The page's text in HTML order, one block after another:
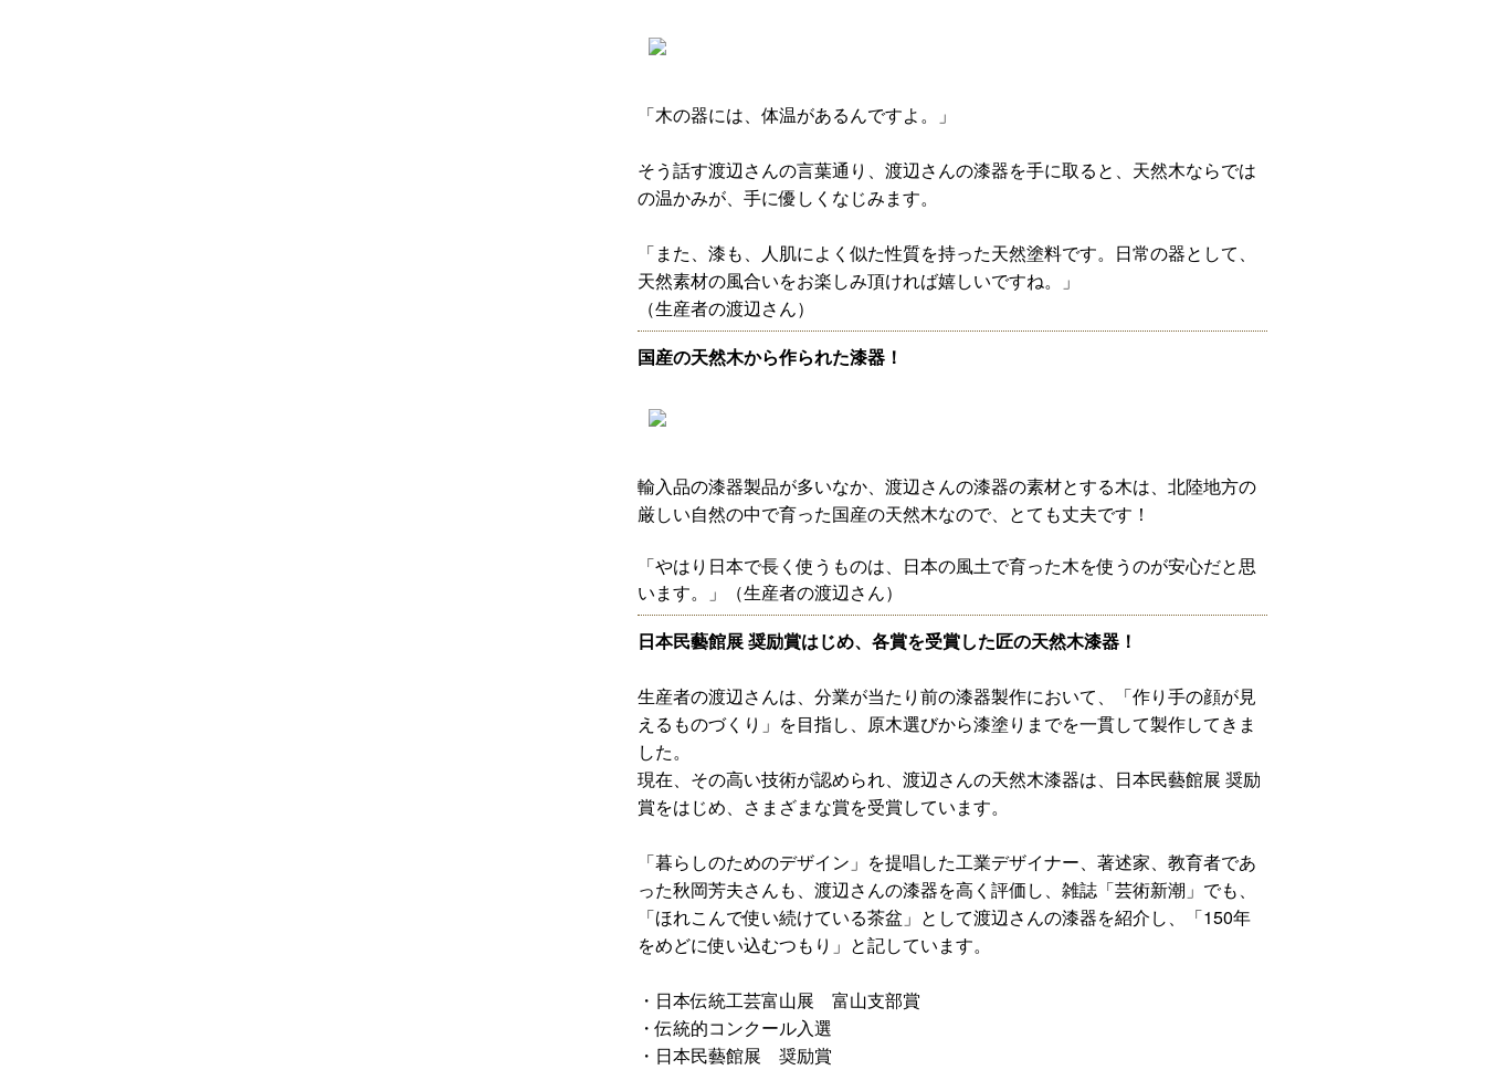
「木の器には、体温があるんですよ。」
そう話す渡辺さんの言葉通り、渡辺さんの漆器を手に取ると、天然木ならでは
の温かみが、手に優しくなじみます。
「また、漆も、人肌によく似た性質を持った天然塗料です。日常の器として、
天然素材の風合いをお楽しみ頂ければ嬉しいですね。」
（生産者の渡辺さん）
国産の天然木から作られた漆器！
輸入品の漆器製品が多いなか、渡辺さんの漆器の素材とする木は、北陸地方の
厳しい自然の中で育った国産の天然木なので、とても丈夫です！
「やはり日本で長く使うものは、日本の風土で育った木を使うのが安心だと思
います。」（生産者の渡辺さん）
日本民藝館展 奨励賞はじめ、各賞を受賞した匠の天然木漆器！
生産者の渡辺さんは、分業が当たり前の漆器製作において、「作り手の顔が見
えるものづくり」を目指し、原木選びから漆塗りまでを一貫して製作してきま
した。
現在、その高い技術が認められ、渡辺さんの天然木漆器は、日本民藝館展 奨励
賞をはじめ、さまざまな賞を受賞しています。
「暮らしのためのデザイン」を提唱した工業デザイナー、著述家、教育者であ
った秋岡芳夫さんも、渡辺さんの漆器を高く評価し、雑誌「芸術新潮」でも、
「ほれこんで使い続けている茶盆」として渡辺さんの漆器を紹介し、「150年
をめどに使い込むつもり」と記しています。
・日本伝統工芸富山展 富山支部賞
・伝統的コンクール入選
・日本民藝館展 奨励賞